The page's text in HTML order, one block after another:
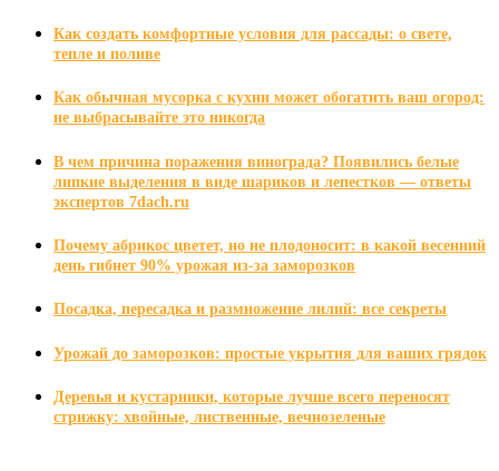
Как создать комфортные условия для рассады: о свете,
тепле и поливе
Как обычная мусорка с кухни может обогатить ваш огород:
не выбрасывайте это никогда
В чем причина поражения винограда? Появились белые
липкие выделения в виде шариков и лепестков — ответы
экспертов 7dach.ru
Почему абрикос цветет, но не плодоносит: в какой весенний
день гибнет 90% урожая из-за заморозков
Посадка, пересадка и размножение лилий: все секреты
Урожай до заморозков: простые укрытия для ваших грядок
Деревья и кустарники, которые лучше всего переносят
стрижку: хвойные, лиственные, вечнозеленые